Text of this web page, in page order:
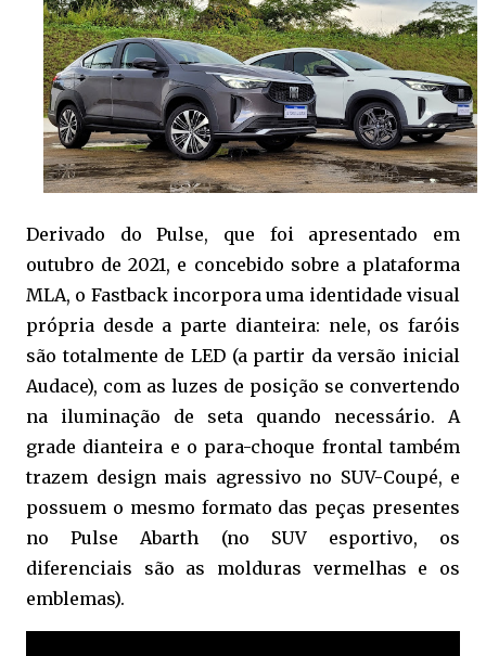
Derivado do Pulse, que foi apresentado em
outubro de 2021, e concebido sobre a plataforma
MLA, o Fastback incorpora uma identidade visual
própria desde a parte dianteira: nele, os faróis
são totalmente de LED (a partir da versão inicial
Audace), com as luzes de posição se convertendo
na iluminação de seta quando necessário. A
grade dianteira e o para-choque frontal também
trazem design mais agressivo no SUV-Coupé, e
possuem o mesmo formato das peças presentes
no Pulse Abarth (no SUV esportivo, os
diferenciais são as molduras vermelhas e os
emblemas).